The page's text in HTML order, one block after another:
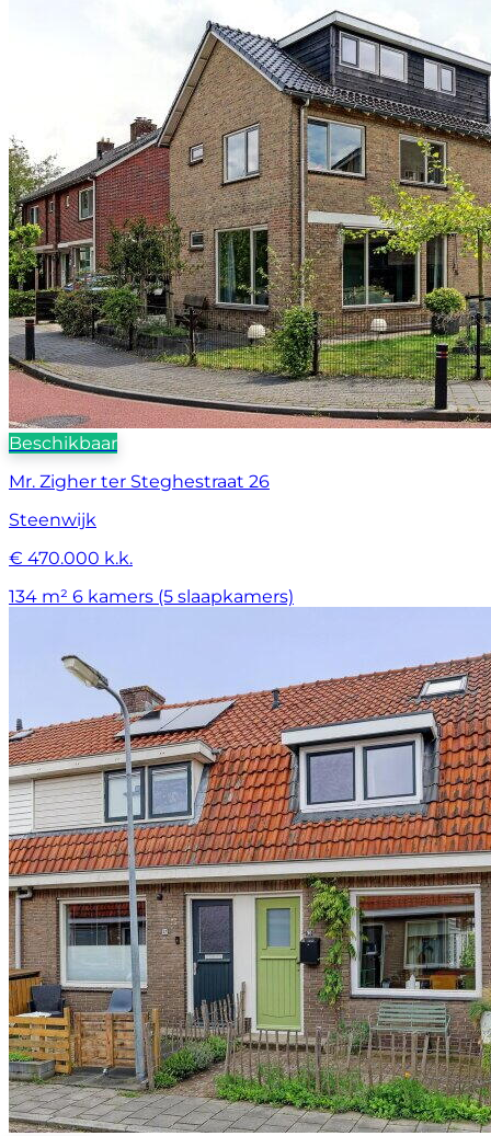
Beschikbaar
Mr. Zigher ter Steghestraat 26
Steenwijk
€ 470.000 k.k.
134 m² 6 kamers (5 slaapkamers)